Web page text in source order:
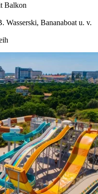
Balkon
Wasserski, Bananaboat u. v.